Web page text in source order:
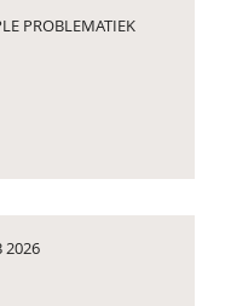
PROBLEMATIEK
2026